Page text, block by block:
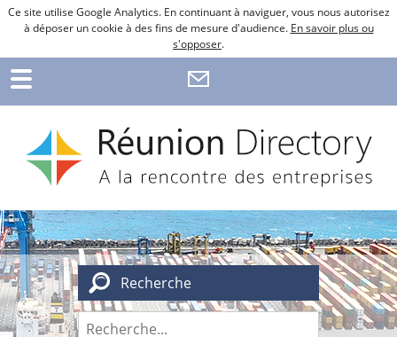
Ce site utilise Google Analytics. En continuant à naviguer, vous nous autorisez
à déposer un cookie à des fins de mesure d'audience. En savoir plus ou
s'opposer.
Recherche